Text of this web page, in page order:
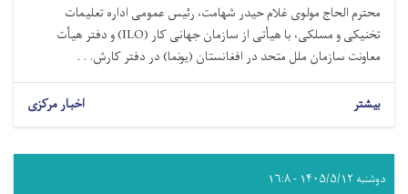
محترم الحاج مولوی غلام حیدر شهامت، رئیس عمومی اداره تعلیمات
تخنیکی و مسلکی، با هیأتی از سازمان جهانی کار (ILO) و دفتر هیأت
معاونت سازمان ملل متحد در افغانستان (یونما) در دفتر کارش. . .
بیشتر اخبار مرکزی
دوشنبه ۱۴۰۵/۵/۱۲ - ۱۶:۸